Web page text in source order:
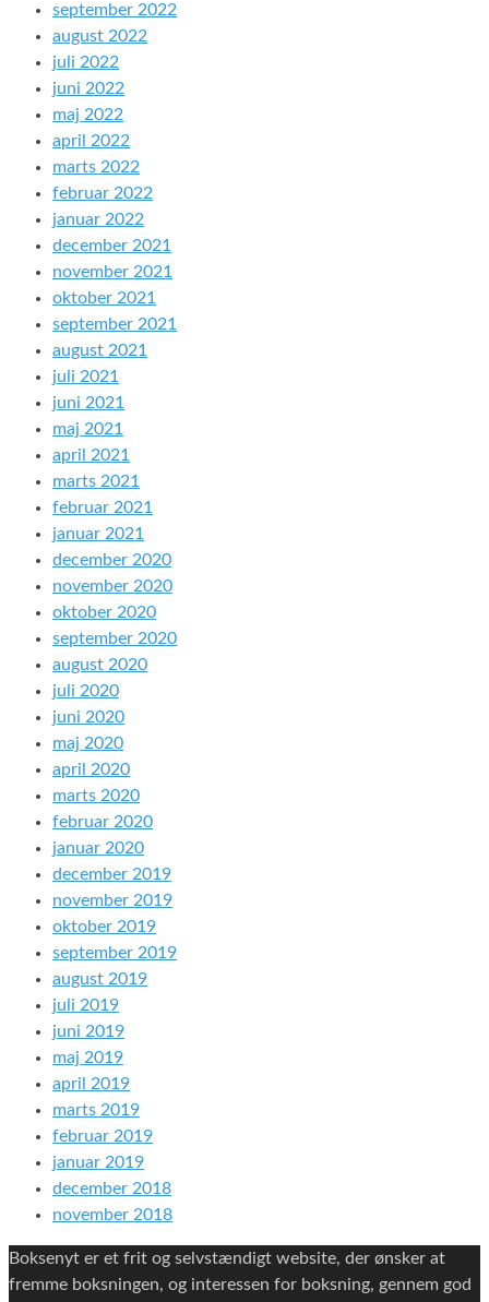
september 2022
august 2022
juli 2022
juni 2022
maj 2022
april 2022
marts 2022
februar 2022
januar 2022
december 2021
november 2021
oktober 2021
september 2021
august 2021
juli 2021
juni 2021
maj 2021
april 2021
marts 2021
februar 2021
januar 2021
december 2020
november 2020
oktober 2020
september 2020
august 2020
juli 2020
juni 2020
maj 2020
april 2020
marts 2020
februar 2020
januar 2020
december 2019
november 2019
oktober 2019
september 2019
august 2019
juli 2019
juni 2019
maj 2019
april 2019
marts 2019
februar 2019
januar 2019
december 2018
november 2018
Boksenyt er et frit og selvstændigt website, der ønsker at
fremme boksningen, og interessen for boksning, gennem god